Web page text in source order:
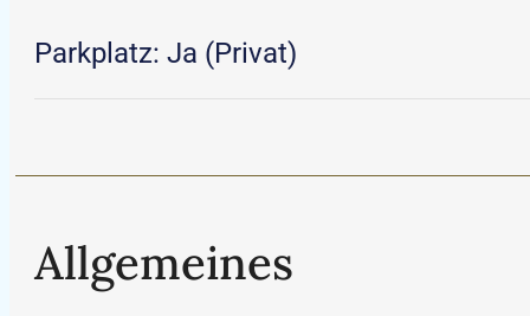
Parkplatz: Ja (Privat)
Allgemeines